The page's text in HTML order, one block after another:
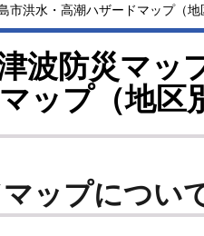
市洪水・高潮ハザードマップ（地
波防災マッ
ップ（地区
ップについ